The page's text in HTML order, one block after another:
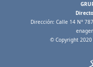
Dirección: Calle 14 N°
© Copyright